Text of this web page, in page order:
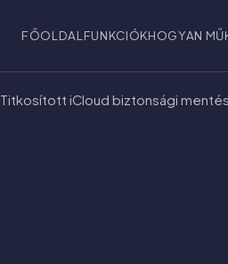
FŐOLDAL FUNKCIÓKHOGYAN
Titkosított iCloud biztonsági mentés